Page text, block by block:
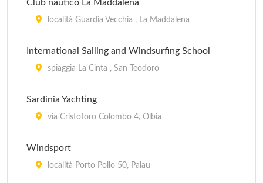
Club nautico La Maddalena
località Guardia Vecchia , La Maddalena
International Sailing and Windsurfing School
spiaggia La Cinta , San Teodoro
Sardinia Yachting
via Cristoforo Colombo 4, Olbia
Windsport
località Porto Pollo 50, Palau